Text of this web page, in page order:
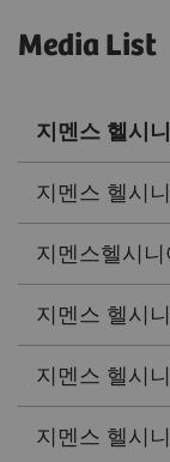
​Media List
지멘스 헬시
지멘스 헬시
지멘스헬시
지멘스 헬시
지멘스 헬시
지멘스 헬시